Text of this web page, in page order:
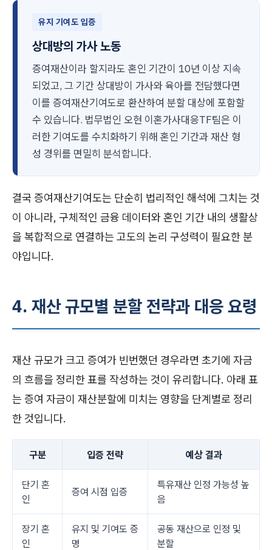
유지 기여도 입증
상대방의 가사 노동
증여재산이라 할지라도 혼인 기간이 10년 이상 지속
되었고, 그 기간 상대방이 가사와 육아를 전담했다면
이를 증여재산기여도로 환산하여 분할 대상에 포함할
수 있습니다. 법무법인 오현 이혼가사대응TF팀은 이
러한 기여도를 수치화하기 위해 혼인 기간과 재산 형
성 경위를 면밀히 분석합니다.
결국 증여재산기여도는 단순히 법리적인 해석에 그치는 것
이 아니라, 구체적인 금융 데이터와 혼인 기간 내의 생활상
을 복합적으로 연결하는 고도의 논리 구성력이 필요한 분
야입니다.
4. 재산 규모별 분할 전략과 대응 요령
재산 규모가 크고 증여가 빈번했던 경우라면 초기에 자금
의 흐름을 정리한 표를 작성하는 것이 유리합니다. 아래 표
는 증여 자금이 재산분할에 미치는 영향을 단계별로 정리
한 것입니다.
구분 입증 전략 예상 결과
단기 혼
인
증여 시점 입증
특유재산 인정 가능성 높
음
장기 혼
인
유지 및 기여도 증
명
공동 재산으로 인정 및
분할